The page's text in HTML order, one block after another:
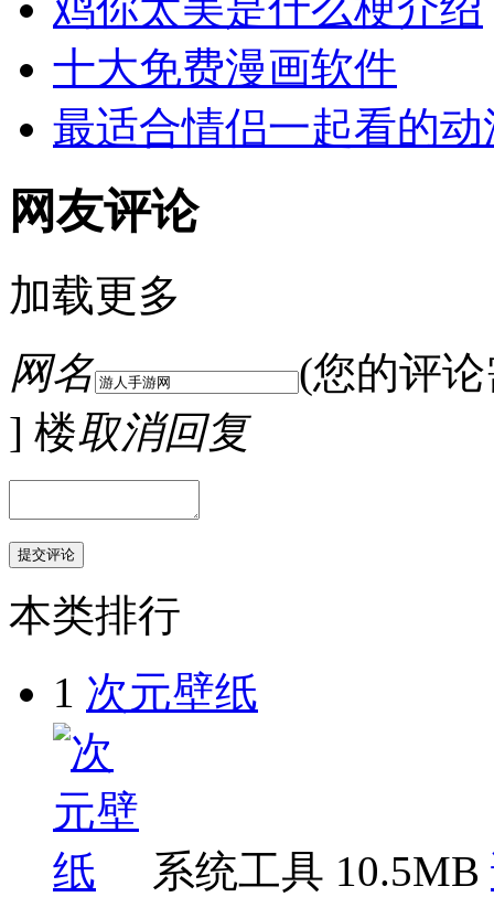
十大免费漫画软件
最适合情侣一起看的
网友评论
加载更多
网名
(您的评
] 楼取消回复
本类排行
1 次元壁纸
系统工具 10.5MB